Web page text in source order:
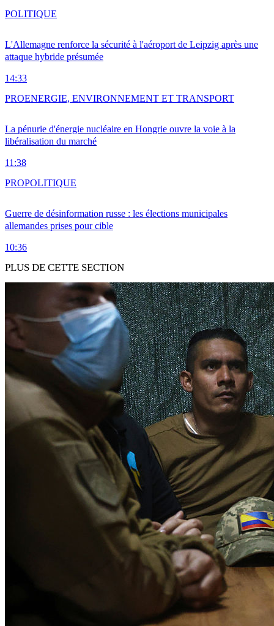
L'Allemagne renforce la sécurité à l'aéroport de Leipzig après une
attaque hybride présumée
14:33
POLITIQUE
La pénurie d'énergie nucléaire en Hongrie ouvre la voie à la
libéralisation du marché
11:38
PROENERGIE, ENVIRONNEMENT ET TRANSPORT
Guerre de désinformation russe : les élections municipales
allemandes prises pour cible
10:36
PROPOLITIQUE
PLUS DE CETTE SECTION